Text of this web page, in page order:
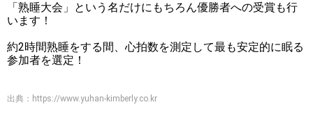
「熟睡大会」という名だけにもちろん優勝者への受賞も行
います！
約2時間熟睡をする間、心拍数を測定して最も安定的に眠る
参加者を選定！
出典： https://www.yuhan-kimberly.co.kr